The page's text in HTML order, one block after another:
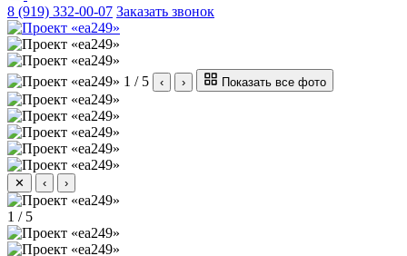
8 (919) 332-00-07 Заказать звонок
1 / 5 ‹ › Показать все фото
✕ ‹ ›
1 / 5